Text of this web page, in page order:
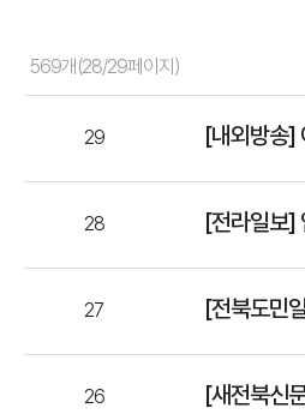
569개(28/29페이지)
29 [내외방송]
28 [전라일보]
27 [전북도민
26 [새전북신